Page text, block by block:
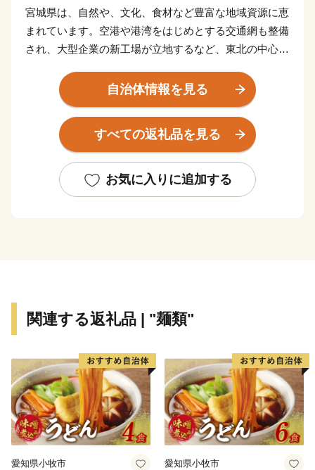
宮城県は、自然や、文化、食材など豊富な地域資源に恵
まれています。空港や港湾をはじめとする交通網も整備
され、大型企業の新工場が立地するなど、東北の中心と
東日本大震災により甚大な被害を受けましたが、再生と
さらなる発展につながる「創造的な復興」に向けた取り
組みを推進し、県民の皆さんと力を合わせ、魅力ある宮
城を築いてまいります。
自治体情報を見る
すべての返礼品を見る
お気に入りに追加する
関連する返礼品 | "麺類"
愛知県小牧市 愛知県小牧市